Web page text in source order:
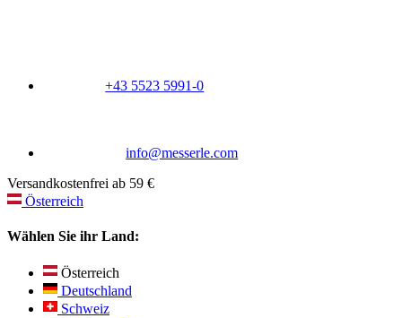
+43 5523 5991-0
info@messerle.com
Versandkostenfrei ab 59 €
Österreich
Wählen Sie ihr Land:
Österreich
Deutschland
Schweiz